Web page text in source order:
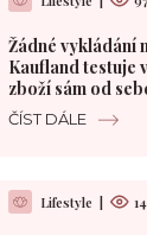
Žádné vykládání
Kaufland testuje
zboží sám od
ČÍST DÁLE
Lifestyle